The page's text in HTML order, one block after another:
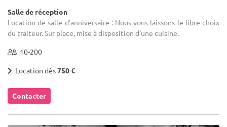
Salle de réception
Location de salle d'anniversaire : Nous vous laissons le libre choix
du traiteur. Sur place, mise à disposition d'une cuisine.
10-200
Location dès750 €
Contacter